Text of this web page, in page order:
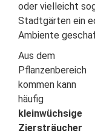
oder vielleicht
Stadtgärten ein
Ambiente
Aus dem
Pflanzenbereich
kommen kann
häufig
kleinwüchsige
Ziersträucher